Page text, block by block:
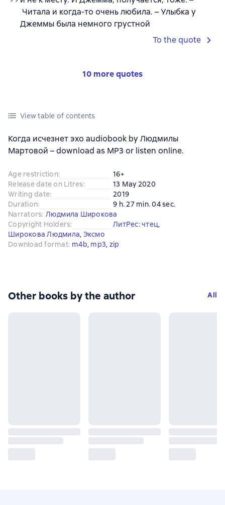
Читала и когда-то очень любила. – Улыбка у
Джеммы была немного грустной
To the quote
10 more quotes
View table of contents
Когда исчезнет эхо audiobook by Людмилы
Мартовой – download as MP3 or listen online.
Age restriction:
16+
Release date on Litres:
13 May 2020
Writing date:
2019
Duration:
9 h. 27 min. 04 sec.
Narrators: Людмила Широкова
Copyright Holders: ЛитРес: чтец,
Широкова Людмила, Эксмо
Download format: m4b, mp3, zip
Other books by the author All